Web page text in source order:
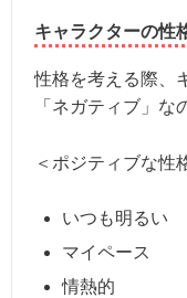
キャラクターの性
性格を考える際、
「ネガティブ」な
＜ポジティブな性
いつも明るい
マイペース
情熱的